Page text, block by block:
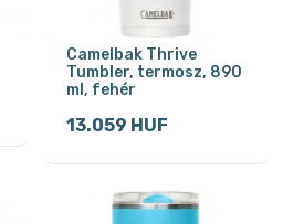
Camelbak Thrive
Tumbler, termosz, 890
ml, fehér
13.059 HUF